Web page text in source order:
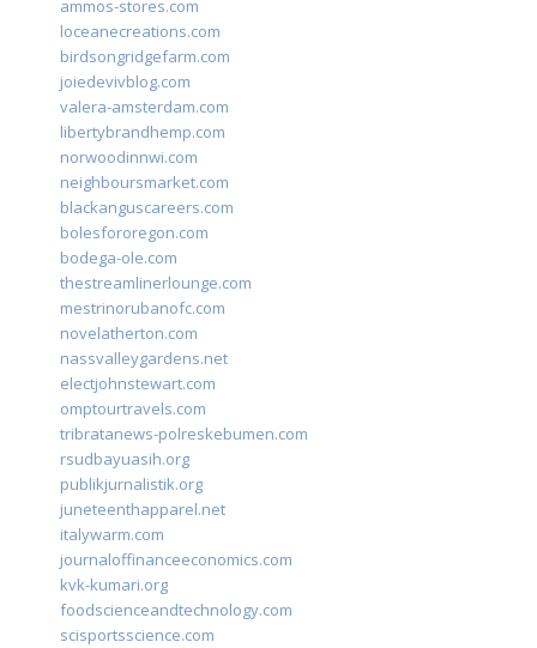
ammos-stores.com
loceanecreations.com
birdsongridgefarm.com
joiedevivblog.com
valera-amsterdam.com
libertybrandhemp.com
norwoodinnwi.com
neighboursmarket.com
blackanguscareers.com
bolesfororegon.com
bodega-ole.com
thestreamlinerlounge.com
mestrinorubanofc.com
novelatherton.com
nassvalleygardens.net
electjohnstewart.com
omptourtravels.com
tribratanews-polreskebumen.com
rsudbayuasih.org
publikjurnalistik.org
juneteenthapparel.net
italywarm.com
journaloffinanceeconomics.com
kvk-kumari.org
foodscienceandtechnology.com
scisportsscience.com